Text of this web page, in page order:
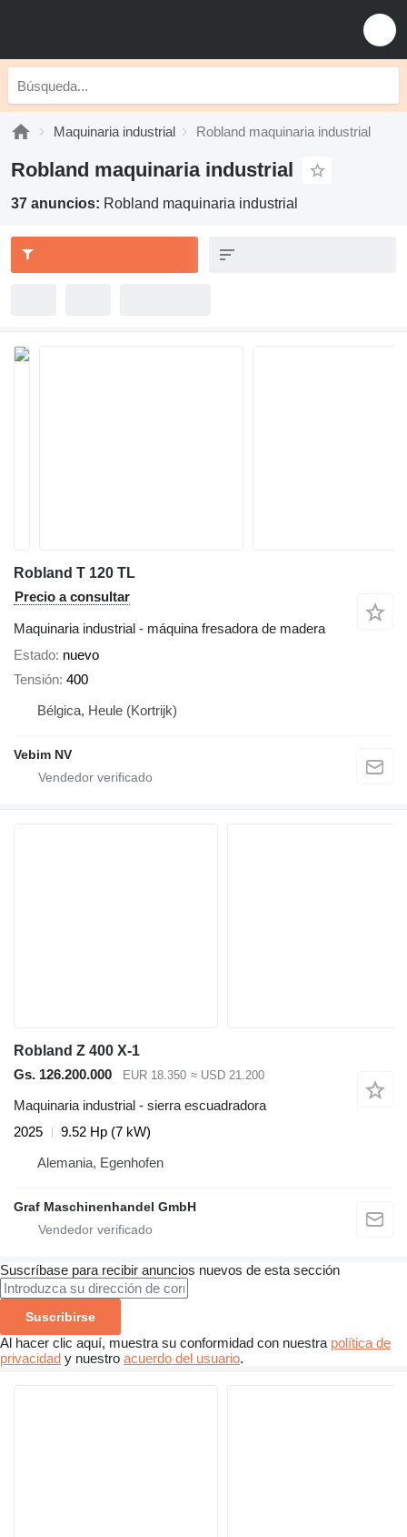
Maquinaria industrial Robland maquinaria industrial
Robland maquinaria industrial
37 anuncios: Robland maquinaria industrial
Robland T 120 TL
Precio a consultar
Maquinaria industrial - máquina fresadora de madera
Estado nuevo
Tensión 400
Bélgica, Heule (Kortrijk)
Vebim NV
Robland Z 400 X-1
Gs. 126.200.000
EUR 18.350 ≈ USD 21.200
Maquinaria industrial - sierra escuadradora
2025
9.52 Hp (7 kW)
Alemania, Egenhofen
Graf Maschinenhandel GmbH
Suscríbase para recibir anuncios nuevos de esta sección
Suscribirse
Al hacer clic aquí, muestra su conformidad con nuestra política de
privacidad y nuestro acuerdo del usuario.